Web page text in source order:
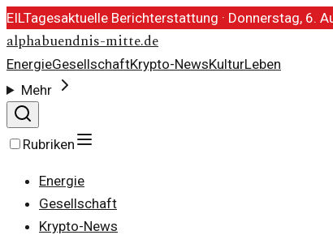
EILTagesaktuelle Berichterstattung · Donnerstag, 6.
alphabuendnis-mitte.de
EnergieGesellschaftKrypto-NewsKulturLeben
Mehr
Rubriken
Energie
Gesellschaft
Krypto-News